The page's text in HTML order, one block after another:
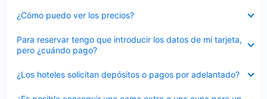
¿Cómo puedo ver los precios?
cerrado
Para reservar tengo que introducir los datos de mi tarjeta,
pero ¿cuándo pago?
cerrado
¿Los hoteles solicitan depósitos o pagos por adelantado?
cerrado